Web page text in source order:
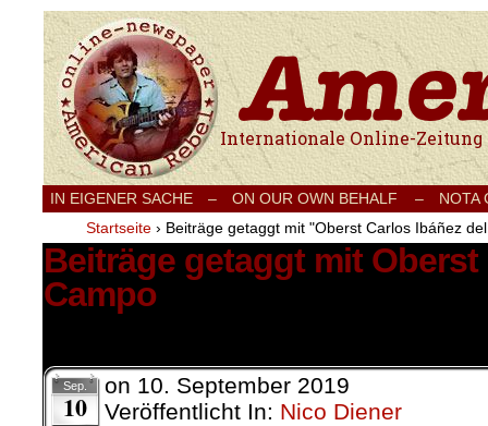
Internationale Onlinezeitung für Frieden,
IN EIGENER SACHE – ON OUR OWN BEHALF –
NOTA
Startseite › Beiträge getaggt mit "Oberst Carlos Ibáñez
Beiträge getaggt mit
Campo
Sep.
10
on 10. September 2019
Veröffentlicht In: Nico Diener